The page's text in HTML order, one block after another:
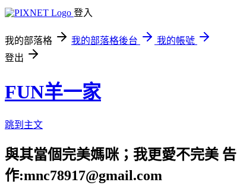
登入
我的部落格 我的部落格後台
我的帳號
登出
FUN羊一家
跳到主文
與其當個完美媽咪；我更愛不完美
作:mnc78917@gmail.com